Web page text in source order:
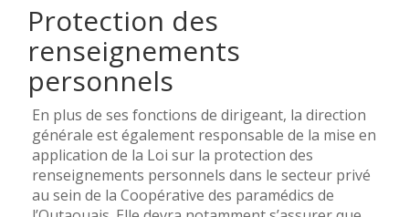
Protection des
renseignements
personnels
En plus de ses fonctions de dirigeant, la direction
générale est également responsable de la mise en
application de la Loi sur la protection des
renseignements personnels dans le secteur privé
au sein de la Coopérative des paramédics de